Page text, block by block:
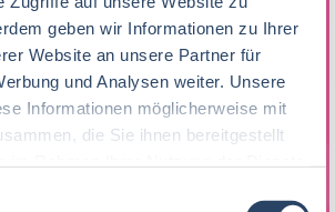
geben wir Informationen zu Ihrer
Website an unsere Partner für
und Analysen weiter. Unsere
Informationen möglicherweise mit
die Sie ihnen bereitgestellt
14
31
20
37
46
44
33
12
7
6
12
10
9